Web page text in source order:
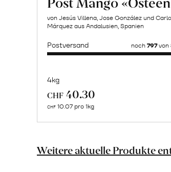
von Jesús Villena, Jose González und
Márquez aus Andalusien, Spanien
Postversand noch 797von
4kg
CHF 40.30
CHF 10.07 pro 1kg
Gut
erfahren
Weitere aktuelle Produkte